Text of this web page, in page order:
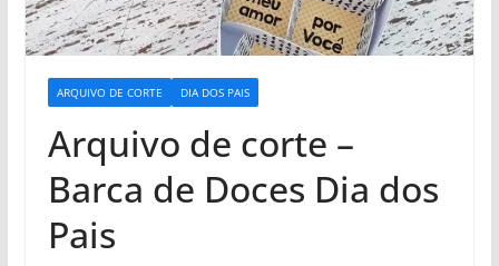
ARQUIVO DE CORTE DIA DOS PAIS
Arquivo de corte –
Barca de Doces Dia dos
Pais